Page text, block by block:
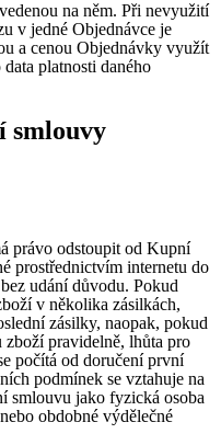
na něm. Při nevyužití
v jedné Objednávce je
a cenou Objednávky využít
platnosti daného
smlouvy
právo odstoupit od Kupní
prostřednictvím internetu do
udání důvodu. Pokud
v několika zásilkách,
zásilky, naopak, pokud
pravidelně, lhůta pro
počítá od doručení první
podmínek se vztahuje na
smlouvu jako fyzická osoba
obdobné výdělečné